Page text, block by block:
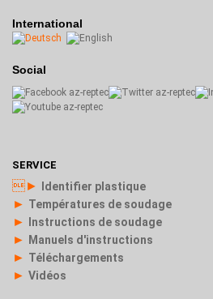
International
Social
SERVICE
► Identifier plastique
► Températures de soudage
► Instructions de soudage
► Manuels d'instructions
► Téléchargements
► Vidéos